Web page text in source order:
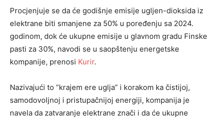
Procjenjuje se da će godišnje emisije ugljen-dioksida iz
elektrane biti smanjene za 50% u poređenju sa 2024.
godinom, dok će ukupne emisije u glavnom gradu Finske
pasti za 30%, navodi se u saopštenju energetske
kompanije, prenosi Kurir.
Nazivajući to “krajem ere uglja” i korakom ka čistijoj,
samodovoljnoj i pristupačnijoj energiji, kompanija je
navela da zatvaranje elektrane znači i da će ukupne